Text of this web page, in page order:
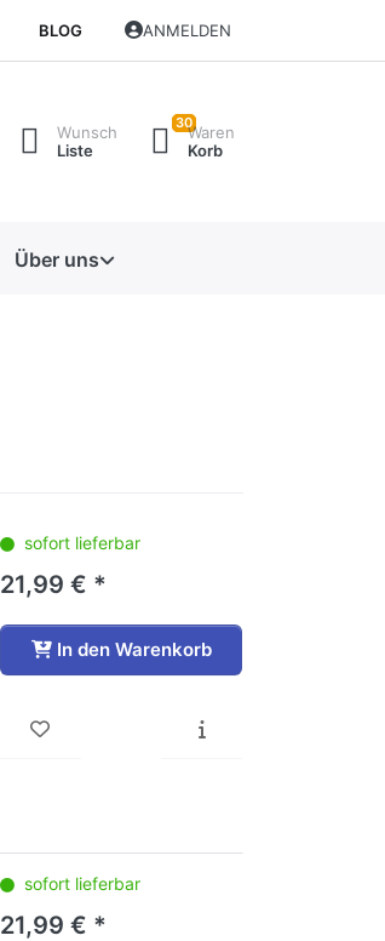
BLOG ANMELDEN
Wunsch
Liste
30Waren
Korb
Über uns
sofort lieferbar
21,99 € *
In den Warenkorb
sofort lieferbar
21,99 € *